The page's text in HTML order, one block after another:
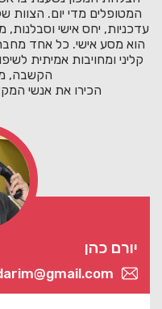
המטופלים מדי יום. הצוות
עדכניות, יחס אישי
הוא מסע אישי. כל אחד
קליני ומחויבות אמיתית
הקשבה,
הכירו את אנשי
יורם כהן